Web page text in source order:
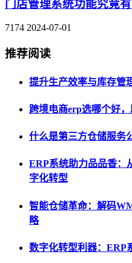
门店管理系统功能究竟有
7174 2024-07-01
推荐阅读
提升生产效率与库存管
跨境电商erp选哪个好
什么是第三方仓储服务
ERP系统助力品品香：
字化转型
智能仓储革命：解码
略
数字化转型利器：ERP